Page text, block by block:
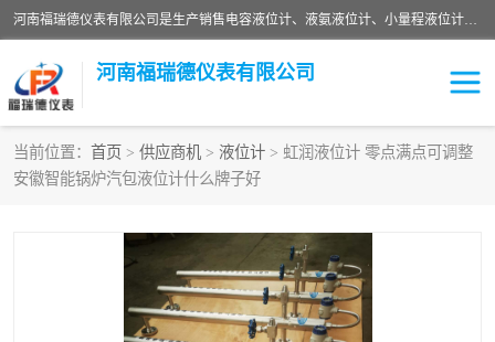
河南福瑞德仪表有限公司是生产销售电容液位计、液氨液位计、小量程液位计定制、智能锅炉水位计、液氮液位计等；并在产品开发、研制的过程中，吸取国内外仪器仪表的技术精华，建立了一支高、精、尖的科研开发队伍，使产品性能不断升级。
河南福瑞德仪表有限公司
当前位置： 首页 > 供应商机 > 液位计 > 虹润液位计 零点满点可调整
安徽智能锅炉汽包液位计什么牌子好
液位计
流量传感器
液氮液位计